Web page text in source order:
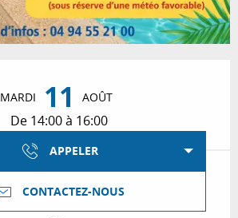
MARDI 11 AOÛT
De 14:00 à 16:00
APPELER
CONTACTEZ-NOUS